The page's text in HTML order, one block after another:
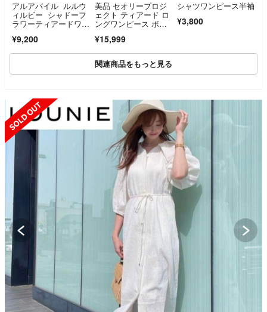
アルアバイル ルルウ
ィルビー シャドーフ
ラワーティアードワン
¥9,200
美品 セオリープロジ
ェクト ティアード ロ
ングワンピース ボウ
¥15,999
シャツワンピース半袖
¥3,800
関連商品をもっと見る
SOLD OUT